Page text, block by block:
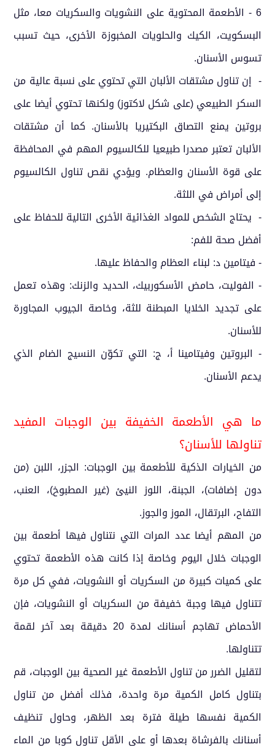
6 - الأطعمة المحتوية على النشويات والسكريات معا، مثل
البسكويت، الكيك والحلويات المخبوزة الأخرى، حيث تسبب
تسوس الأسنان.
- إن تناول مشتقات الألبان التي تحتوي على نسبة عالية من
السكر الطبيعي (على شكل لاكتوز) ولكنها تحتوي أيضا على
بروتين يمنع التصاق البكتيريا بالأسنان. كما أن مشتقات
الألبان تعتبر مصدرا طبيعيا للكالسيوم المهم في المحافظة
على قوة الأسنان والعظام. ويؤدي نقص تناول الكالسيوم
إلى أمراض في اللثة.
- يحتاج الشخص للمواد الغذائية الأخرى التالية للحفاظ على
أفضل صحة للفم:
- فيتامين د: لبناء العظام والحفاظ عليها.
- الفوليت، حامض الأسكوربيك، الحديد والزنك: وهذه تعمل
على تجديد الخلايا المبطنة للثة، وخاصة الجيوب المجاورة
للأسنان.
- البروتين وفيتامينا أ، ج: التي تكوّن النسيج الضام الذي
يدعم الأسنان.
ما هي الأطعمة الخفيفة بين الوجبات المفيد
تناولها للأسنان؟
من الخيارات الذكية للأطعمة بين الوجبات: الجزر، اللبن (من
دون إضافات)، الجبنة، اللوز النيئ (غير المطبوخ)، العنب،
التفاح، البرتقال، الموز والجوز.
من المهم أيضا عدد المرات التي نتناول فيها أطعمة بين
الوجبات خلال اليوم وخاصة إذا كانت هذه الأطعمة تحتوي
على كميات كبيرة من السكريات أو النشويات، ففي كل مرة
تتناول فيها وجبة خفيفة من السكريات أو النشويات، فإن
الأحماض تهاجم أسنانك لمدة 20 دقيقة بعد آخر لقمة
تتناولها.
لتقليل الضرر من تناول الأطعمة غير الصحية بين الوجبات، قم
بتناول كامل الكمية مرة واحدة، فذلك أفضل من تناول
الكمية نفسها طيلة فترة بعد الظهر، وحاول تنظيف
أسنانك بالفرشاة بعدها أو على الأقل تناول كوبا من الماء